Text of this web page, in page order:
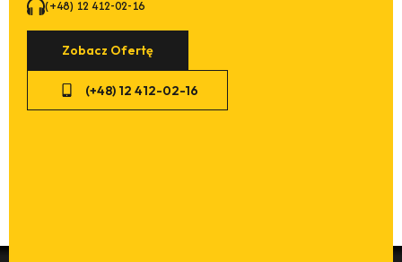
(+48) 12 412-02-16